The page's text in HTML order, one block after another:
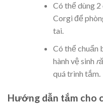
Có thể dùng
Corgi để
tai.
Có thể chuẩn
hành vệ sinh
quá trình tắm.
Hướng dẫn tắm cho